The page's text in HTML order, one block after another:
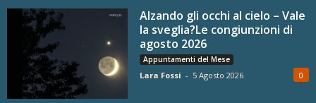
Alzando gli occhi al cielo – Vale
la sveglia?Le congiunzioni di
agosto 2026
Appuntamenti del Mese
Lara Fossi - 5 Agosto 2026 0